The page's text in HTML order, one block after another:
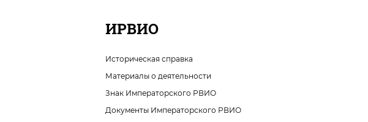
ИРВИО
Историческая справка
Материалы о деятельности
Знак Императорского РВИО
Документы Императорского РВИО